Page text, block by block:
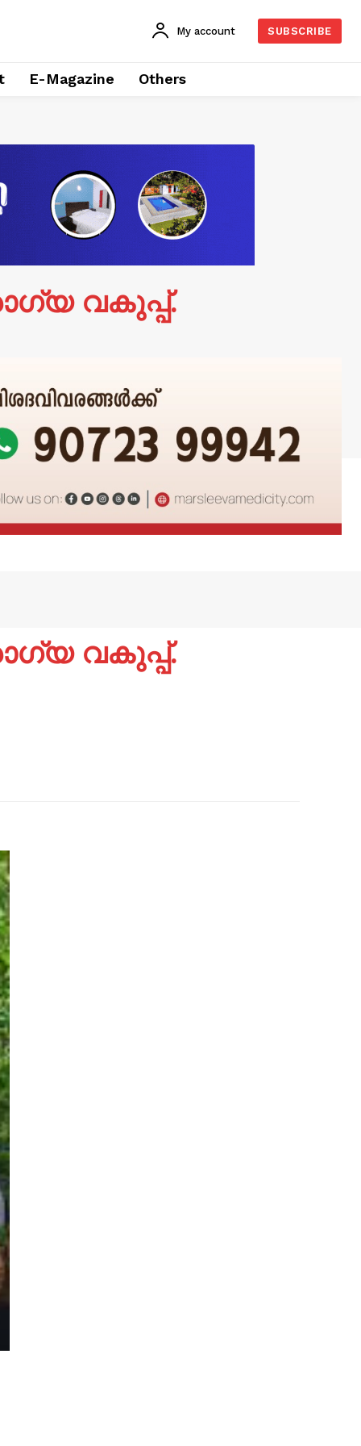
My account SUBSCRIBE
E-Magazine Others
വകുപ്പ്.
വകുപ്പ്.